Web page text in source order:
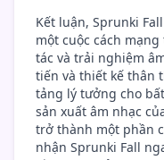
Kết luận, Sprunki
một cuộc cách
tác và trải nghiệm
tiến và thiết kế thân
tảng lý tưởng cho
sản xuất âm nhạc
trở thành một phần
nhận Sprunki Fall